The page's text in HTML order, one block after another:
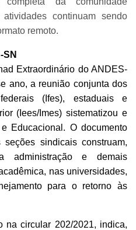
continuam sendo
remoto.
SN
Extraordinário do ANDES-
ano, a reunião conjunta dos
(Ifes), estaduais e
(Iees/Imes) sistematizou e
Educacional. O documento
sindicais construam,
administração e demais
nas universidades,
para o retorno às
na circular 202/2021, indica,